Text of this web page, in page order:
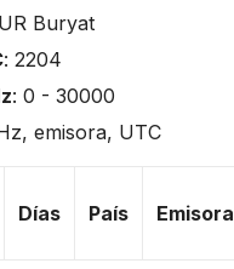
Buryat
: 2204
: 0 - 30000
emisora, UTC
Días País Emisora